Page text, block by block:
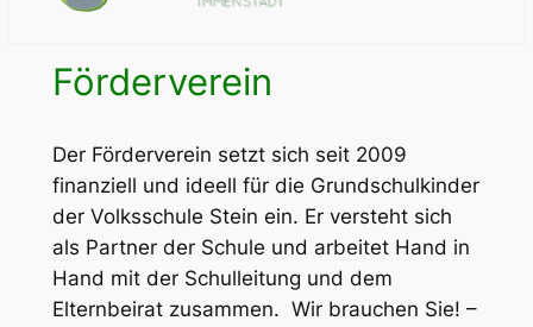
Förderverein
Der Förderverein setzt sich seit 2009
finanziell und ideell für die Grundschulkinder
der Volksschule Stein ein. Er versteht sich
als Partner der Schule und arbeitet Hand in
Hand mit der Schulleitung und dem
Elternbeirat zusammen. Wir brauchen Sie! –